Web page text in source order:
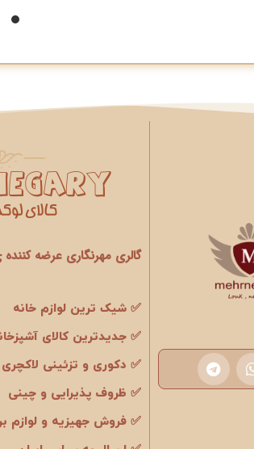
گالری مهرنگاری عرضه
✅ شیک ترین لوازم خانه
✅ جدیدترین کالای
✅ دکوری و تزئینی لاکچری
✅ ظروف پذیرایی و چینی
✅ فروش جهیزیه و لوازم